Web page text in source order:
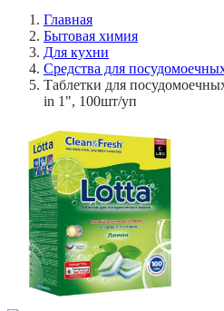
Главная
Бытовая химия
Для кухни
Средства для
Таблетки для
in 1", 100шт/уп